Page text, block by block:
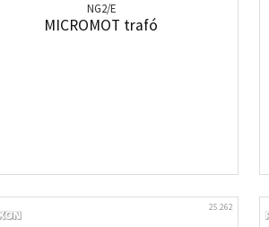
NG2/E
MICROMOT trafó
25.262